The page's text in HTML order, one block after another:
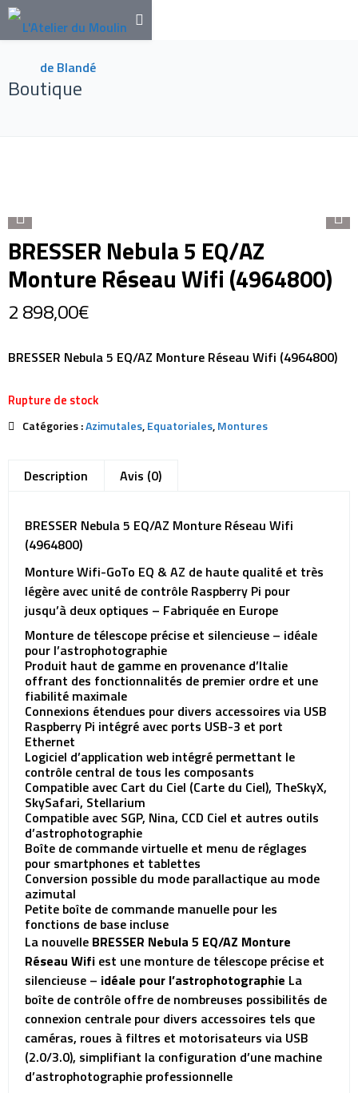
Boutique
BRESSER Nebula 5 EQ/AZ
Monture Réseau Wifi (4964800)
2 898,00€
BRESSER Nebula 5 EQ/AZ Monture Réseau Wifi (4964800)
Rupture de stock
Catégories :Azimutales,Equatoriales,Montures
Description Avis (0)
BRESSER Nebula 5 EQ/AZ Monture Réseau Wifi
(4964800)
Monture Wifi-GoTo EQ & AZ de haute qualité et très
légère avec unité de contrôle Raspberry Pi pour
jusqu’à deux optiques – Fabriquée en Europe
Monture de télescope précise et silencieuse – idéale
pour l’astrophotographie
Produit haut de gamme en provenance d’Italie
offrant des fonctionnalités de premier ordre et une
fiabilité maximale
Connexions étendues pour divers accessoires via USB
Raspberry Pi intégré avec ports USB-3 et port
Ethernet
Logiciel d’application web intégré permettant le
contrôle central de tous les composants
Compatible avec Cart du Ciel (Carte du Ciel), TheSkyX,
SkySafari, Stellarium
Compatible avec SGP, Nina, CCD Ciel et autres outils
d’astrophotographie
Boîte de commande virtuelle et menu de réglages
pour smartphones et tablettes
Conversion possible du mode parallactique au mode
azimutal
Petite boîte de commande manuelle pour les
fonctions de base incluse
La nouvelle BRESSER Nebula 5 EQ/AZ Monture
Réseau Wifi est une monture de télescope précise et
silencieuse – idéale pour l’astrophotographie La
boîte de contrôle offre de nombreuses possibilités de
connexion centrale pour divers accessoires tels que
caméras, roues à filtres et motorisateurs via USB
(2.0/3.0), simplifiant la configuration d’une machine
d’astrophotographie professionnelle